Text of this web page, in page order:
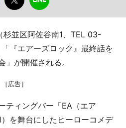
並区阿佐谷南1、TEL 03-
『エアーズロック』最終話を
が開催される。
［広告］
ティングバー「EA（エア
を舞台にしたヒーローコメデ